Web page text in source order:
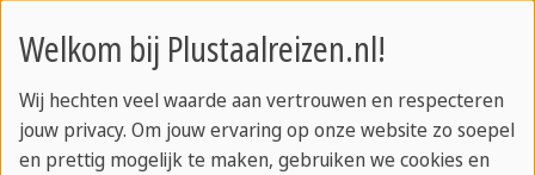
Welkom bij Plustaalreizen.nl!
Wij hechten veel waarde aan vertrouwen en respecteren
jouw privacy. Om jouw ervaring op onze website zo soepel
en prettig mogelijk te maken, gebruiken we cookies en